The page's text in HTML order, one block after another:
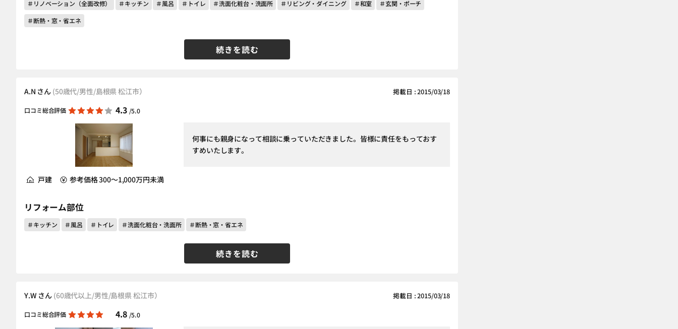
続きを読む
＃リノベーション（全面改修） ＃キッチン ＃風呂 ＃トイレ ＃洗面化粧台・洗面所 ＃リビング・ダイニング ＃和室
＃玄関・ポーチ
＃断熱・窓・省エネ
A.N さん (50歳代/男性/島根県 松江市） 掲載日 : 2015/03/18
口コミ総合評価 4.3 /5.0
何事にも親身になって相談に乗っていただきました。皆様に責任をもっておす
すめいたします。
続きを読む
戸建 参考価格 300～1,000万円未満
リフォーム部位
＃キッチン ＃風呂 ＃トイレ ＃洗面化粧台・洗面所 ＃断熱・窓・省エネ
Y.W さん (60歳代以上/男性/島根県 松江市） 掲載日 : 2015/03/18
口コミ総合評価 4.8 /5.0